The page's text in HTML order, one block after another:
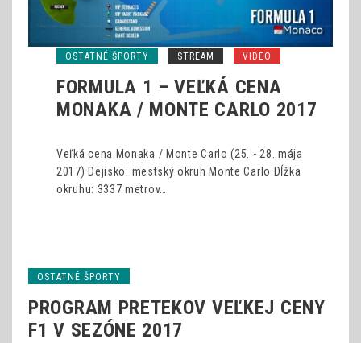
OSTATNÉ ŠPORTY STREAM VIDEO
FORMULA 1 – VEĽKÁ CENA
MONAKA / MONTE CARLO 2017
Veľká cena Monaka / Monte Carlo (25. - 28. mája
2017) Dejisko: mestský okruh Monte Carlo Dĺžka
okruhu: 3337 metrov…
OSTATNÉ ŠPORTY
PROGRAM PRETEKOV VEĽKEJ CENY
F1 V SEZÓNE 2017